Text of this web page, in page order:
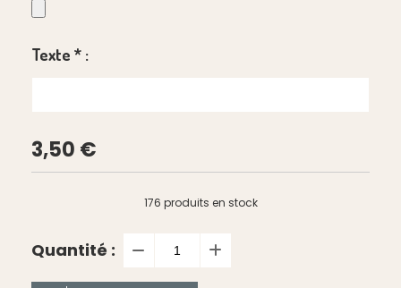
Texte * :
3,50 €
176 produits en stock
Quantité :